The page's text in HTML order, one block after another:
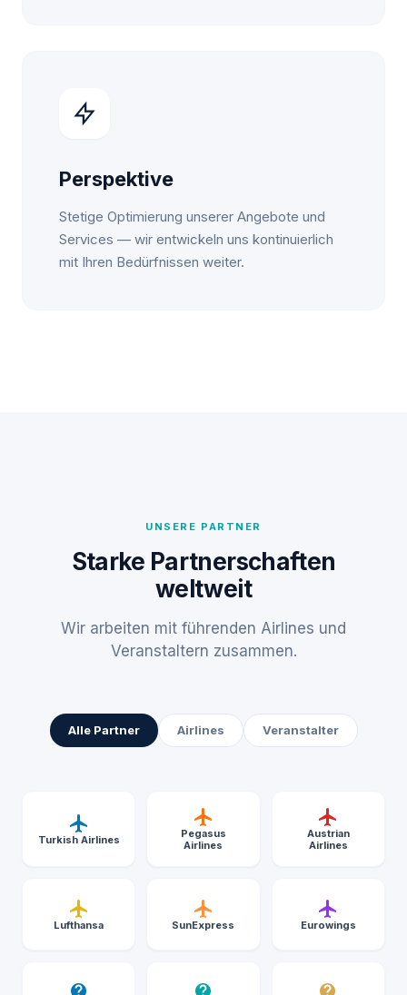
Perspektive
Stetige Optimierung unserer Angebote und
Services — wir entwickeln uns kontinuierlich
mit Ihren Bedürfnissen weiter.
UNSERE PARTNER
Starke Partnerschaften
weltweit
Wir arbeiten mit führenden Airlines und
Veranstaltern zusammen.
Alle Partner Airlines Veranstalter
Turkish Airlines
Pegasus
Airlines
Austrian
Airlines
Lufthansa SunExpress Eurowings